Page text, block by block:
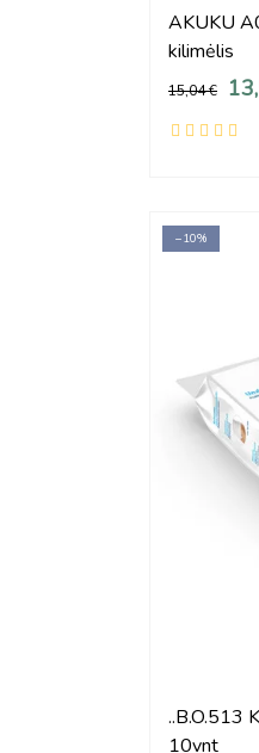
AKUKU
kilimėlis
15,04 €
−10%
..B.O.513
10vnt